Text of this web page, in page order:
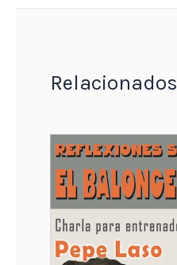
Relacionados